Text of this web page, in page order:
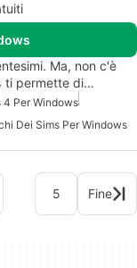
Ma, non c'è
ti permette di…
4 Per Windows
Dei Sims Per Windows
5 Fine